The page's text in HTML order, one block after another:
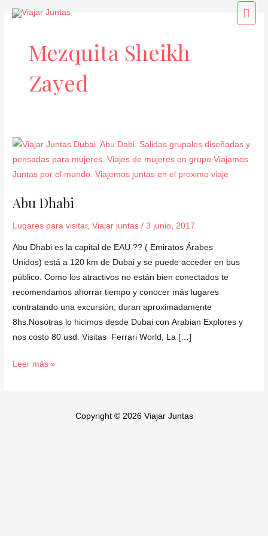
Mezquita Sheikh
Zayed
Abu Dhabi
Lugares para visitar,Viajar juntas /3 junio, 2017
Abu Dhabi es la capital de EAU ?? ( Emiratos Árabes
Unidos) está a 120 km de Dubai y se puede acceder en bus
público. Como los atractivos no están bien conectados te
recomendamos ahorrar tiempo y conocer más lugares
contratando una excursión, duran aproximadamente
8hs.Nosotras lo hicimos desde Dubai con Arabian Explores y
nos costo 80 usd. Visitas Ferrari World, La […]
Abu
Dhabi
Leer más »
Copyright © 2026 Viajar Juntas